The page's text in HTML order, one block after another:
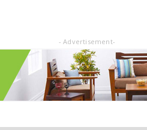
- Advertisement-